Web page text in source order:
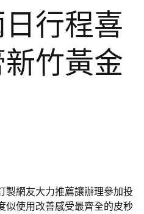
行程喜
竹黃金
製網友大力推薦讓辦理參加投
似使用改善感受最齊全的皮秒